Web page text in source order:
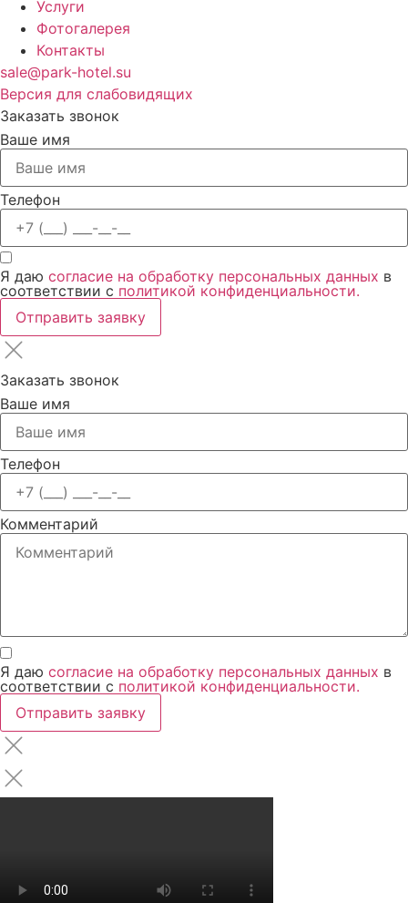
Услуги
Фотогалерея
Контакты
sale@park-hotel.su
Версия для слабовидящих
Заказать звонок
Ваше имя
Телефон
Я даю согласие на обработку персональных данных в
соответствии с политикой конфиденциальности.
Отправить заявку
Заказать звонок
Ваше имя
Телефон
Комментарий
Я даю согласие на обработку персональных данных в
соответствии с политикой конфиденциальности.
Отправить заявку